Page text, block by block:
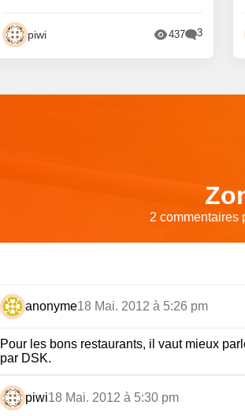
piwi 437 3
2 commentaires
anonyme18 Mai. 2012 à 5:26 pm
Pour les bons restaurants, il vaut mieux
par DSK.
piwi18 Mai. 2012 à 5:30 pm